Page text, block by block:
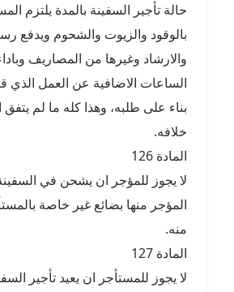
حالة تأجير السفينة بالمدة يلتزم
بالوقود والزيوت والشحوم ويدفع
والارشاد وغيرها من المصاريف
الساعات الاضافية عن العمل الذي
بناء على طلبه، وهذا كله ما لم
خلافه.
المادة 126
لا يجوز للمؤجر ان يشحن في
المؤجر منها بضائع غير خاصة
منه.
المادة 127
لا يجوز للمستأجر ان يعيد تأجير